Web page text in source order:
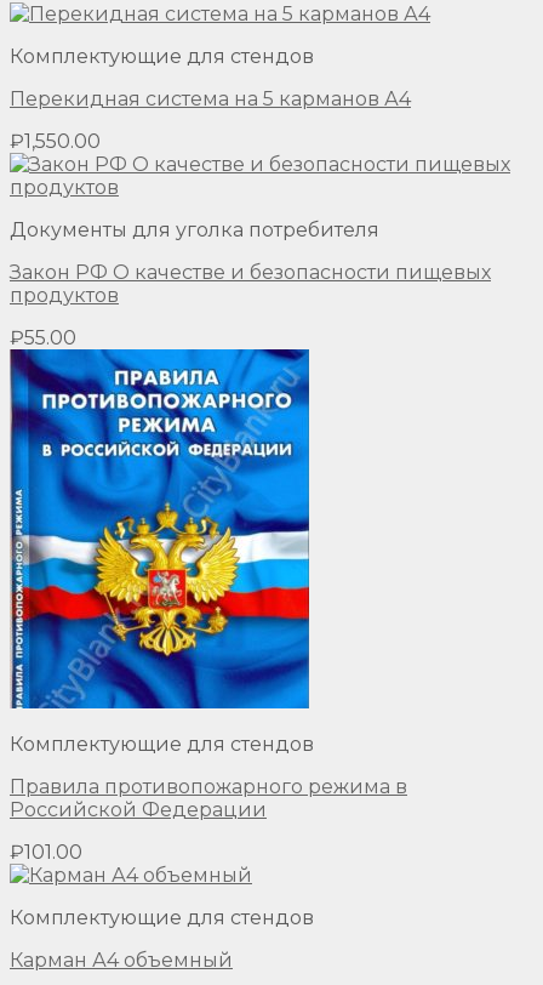
Комплектующие для стендов
Перекидная система на 5 карманов А4
₽1,550.00
Документы для уголка потребителя
Закон РФ О качестве и безопасности пищевых
продуктов
₽55.00
Комплектующие для стендов
Правила противопожарного режима в
Российской Федерации
₽101.00
Комплектующие для стендов
Карман А4 объемный